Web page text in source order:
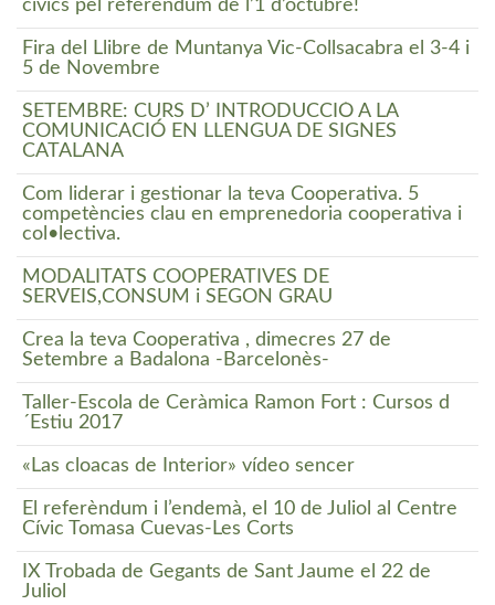
cívics pel referèndum de l’1 d’octubre!
Fira del Llibre de Muntanya Vic-Collsacabra el 3-4 i
5 de Novembre
SETEMBRE: CURS D’ INTRODUCCIÓ A LA
COMUNICACIÓ EN LLENGUA DE SIGNES
CATALANA
Com liderar i gestionar la teva Cooperativa. 5
competències clau en emprenedoria cooperativa i
col•lectiva.
MODALITATS COOPERATIVES DE
SERVEIS,CONSUM i SEGON GRAU
Crea la teva Cooperativa , dimecres 27 de
Setembre a Badalona -Barcelonès-
Taller-Escola de Ceràmica Ramon Fort : Cursos d
´Estiu 2017
«Las cloacas de Interior» vídeo sencer
El referèndum i l’endemà, el 10 de Juliol al Centre
Cívic Tomasa Cuevas-Les Corts
IX Trobada de Gegants de Sant Jaume el 22 de
Juliol